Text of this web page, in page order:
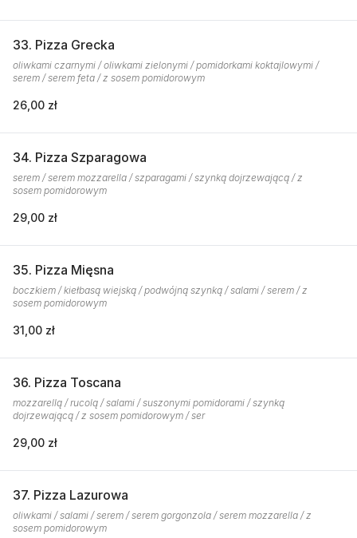
33. Pizza Grecka
oliwkami czarnymi / oliwkami zielonymi / pomidorkami koktajlowymi /
serem / serem feta / z sosem pomidorowym
26,00 zł
34. Pizza Szparagowa
serem / serem mozzarella / szparagami / szynką dojrzewającą / z
sosem pomidorowym
29,00 zł
35. Pizza Mięsna
boczkiem / kiełbasą wiejską / podwójną szynką / salami / serem / z
sosem pomidorowym
31,00 zł
36. Pizza Toscana
mozzarellą / rucolą / salami / suszonymi pomidorami / szynką
dojrzewającą / z sosem pomidorowym / ser
29,00 zł
37. Pizza Lazurowa
oliwkami / salami / serem / serem gorgonzola / serem mozzarella / z
sosem pomidorowym